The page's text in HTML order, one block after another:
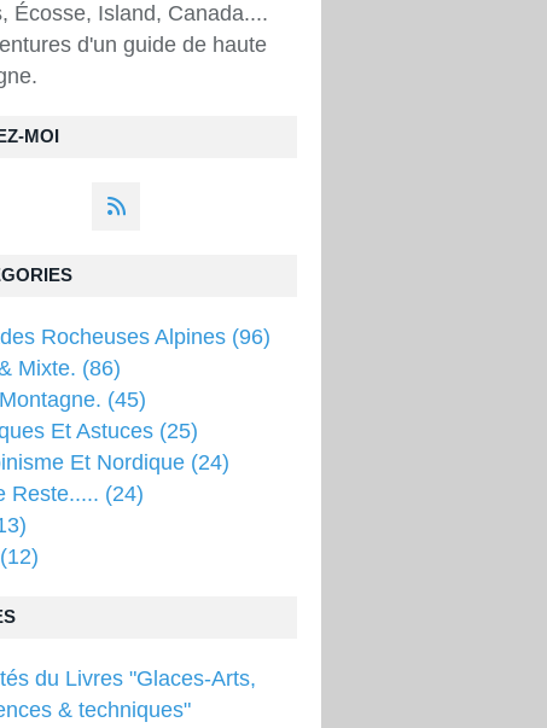
MOI
Écosse, Island, Canada....
d'un guide de haute
du Livres "Glaces-Arts,
& techniques"
Rocheuses Alpines (96)
Mixte. (86)
(45)
Et Astuces (25)
Et Nordique (24)
Reste..... (24)
(12)